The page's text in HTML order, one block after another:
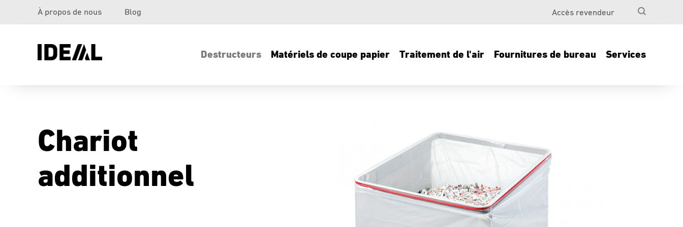
À propos de nous Blog Accès revendeur
Destructeurs Matériels de coupe papier Traitement de l'air Fournitures de bureau Services
Chariot
additionnel